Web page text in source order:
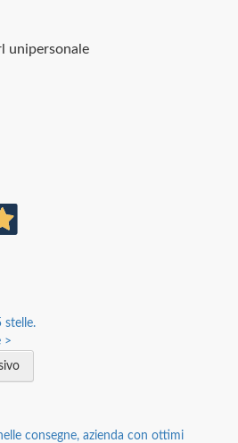
unipersonale
stelle.
>
consegne, azienda con ottimi